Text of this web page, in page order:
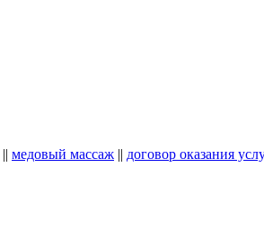
|| медовый массаж || договор оказания